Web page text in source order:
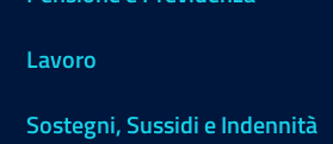
Lavoro
Sostegni, Sussidi e Indennità